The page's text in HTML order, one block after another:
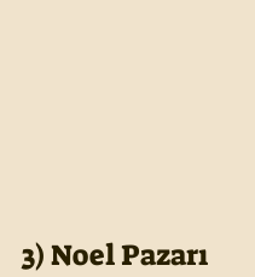
3) Noel Pazarı